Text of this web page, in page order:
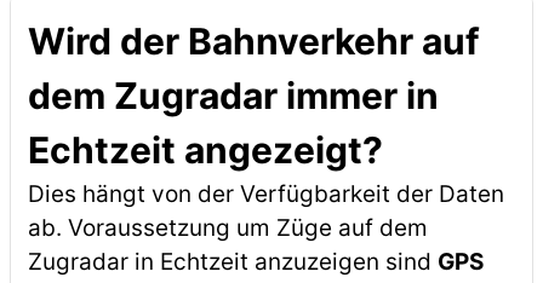
Wird der Bahnverkehr auf
dem Zugradar immer in
Echtzeit angezeigt?
Dies hängt von der Verfügbarkeit der Daten
ab. Voraussetzung um Züge auf dem
Zugradar in Echtzeit anzuzeigen sind GPS